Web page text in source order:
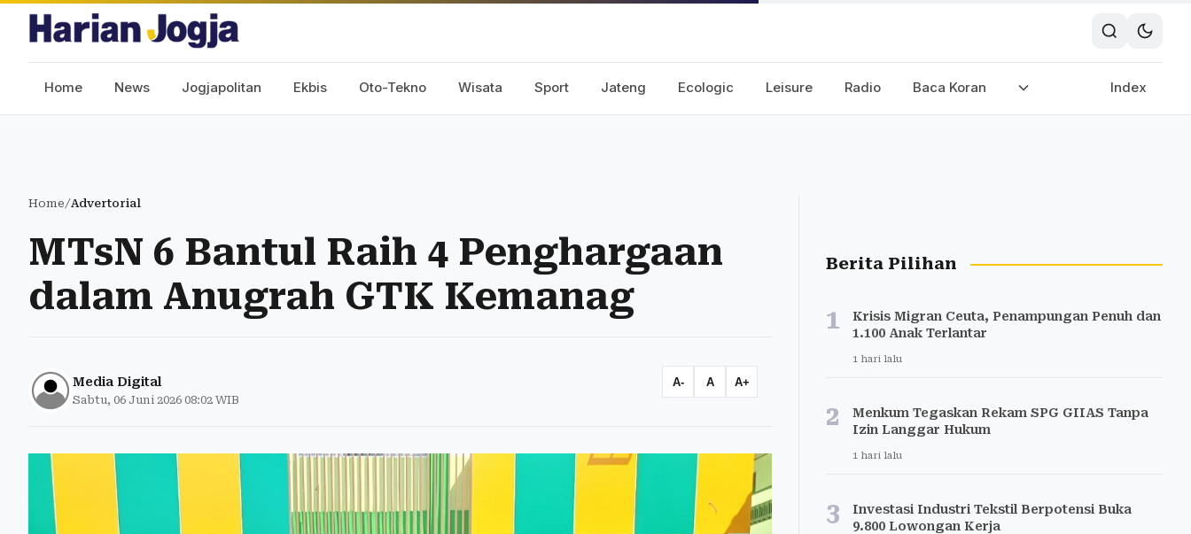
Home News Jogjapolitan Ekbis Oto-Tekno Wisata Sport Jateng Ecologic Leisure Radio Baca Koran Index
Home/Advertorial
MTsN 6 Bantul Raih 4 Penghargaan
dalam Anugrah GTK Kemanag
Media Digital
Sabtu, 06 Juni 2026 08:02 WIB
A- A A+
Berita Pilihan
1
Krisis Migran Ceuta, Penampungan Penuh dan
1.100 Anak Terlantar
1 hari lalu
2
Menkum Tegaskan Rekam SPG GIIAS Tanpa
Izin Langgar Hukum
1 hari lalu
3
Investasi Industri Tekstil Berpotensi Buka
9.800 Lowongan Kerja